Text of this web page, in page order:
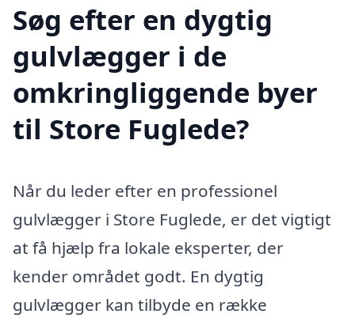
Søg efter en dygtig
gulvlægger i de
omkringliggende byer
til Store Fuglede?
Når du leder efter en professionel
gulvlægger i Store Fuglede, er det vigtigt
at få hjælp fra lokale eksperter, der
kender området godt. En dygtig
gulvlægger kan tilbyde en række